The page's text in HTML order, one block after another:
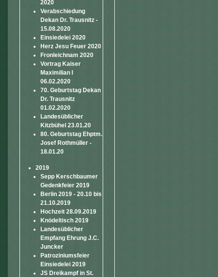
2020
Verabschiedung
Dekan Dr. Trausnitz -
15.08.2020
Einsiedelei 2020
Herz Jesu Feuer 2020
Fronleichnam 2020
Vortrag Kaiser
Maximilian I
06.02.2020
70. Geburtstag Dekan
Dr. Trausnitz
01.02.2020
Landesüblicher
Kitzbühel 23.01.20
80. Geburtstag Ehptm.
Josef Rothmüller -
18.01.20
2019
Sepp Kerschbaumer
Gedenkfeier 2019
Berlin 2019 - 20.10 bis
21.10.2019
Hochzeit 28.09.2019
Knödeltisch 2019
Landesüblicher
Empfang Ehrung J.C.
Juncker
Patroziniumsfeier
Einsiedelei 2019
JS Dreikampf in St.